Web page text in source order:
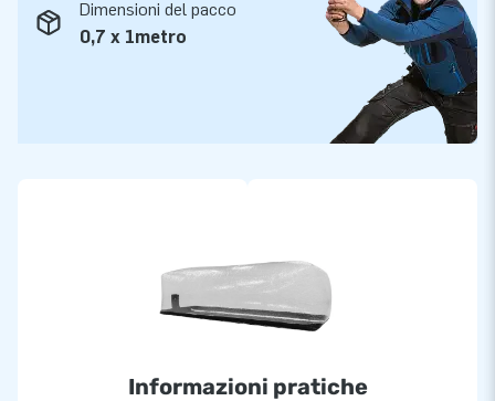
Dimensioni del pacco
0,7 x 1metro
Informazioni pratiche